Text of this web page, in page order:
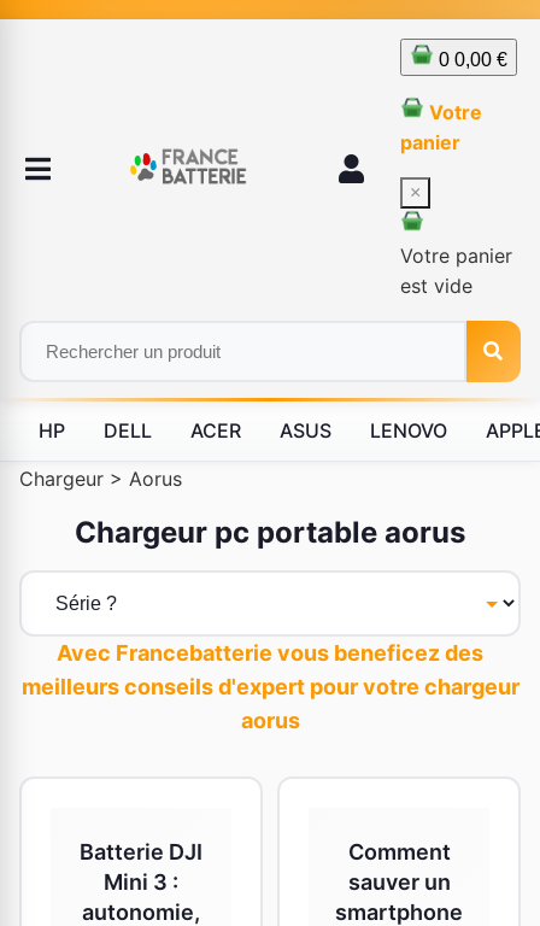
0 0,00 €
Votre
panier
×
Votre panier
est vide
HP DELL ACER ASUS LENOVO
Chargeur > Aorus
Chargeur pc portable aorus
Avec Francebatterie vous beneficez des
meilleurs conseils d'expert pour votre chargeur
aorus
Batterie DJI
Mini 3 :
autonomie,
Comment
sauver un
smartphone